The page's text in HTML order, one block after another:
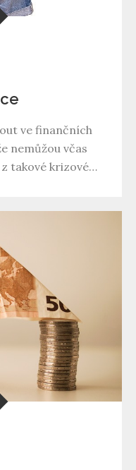
ve finančních
nemůžou včas
z takové krizové…